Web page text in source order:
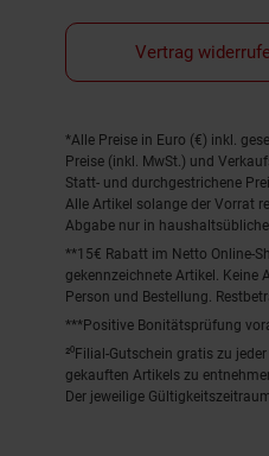
Vertrag
Fußnoten
*Alle Preise in Euro (€) inkl.
Preise (inkl. MwSt.) und
Statt- und durchgestrichene
Alle Artikel solange der Vorrat
Abgabe nur in
**15€ Rabatt im Netto Online-
gekennzeichnete Artikel. Keine
Person und Bestellung.
***Positive Bonitätsprüfung
²⁰Filial-Gutschein gratis zu
gekauften Artikels zu
Der jeweilige